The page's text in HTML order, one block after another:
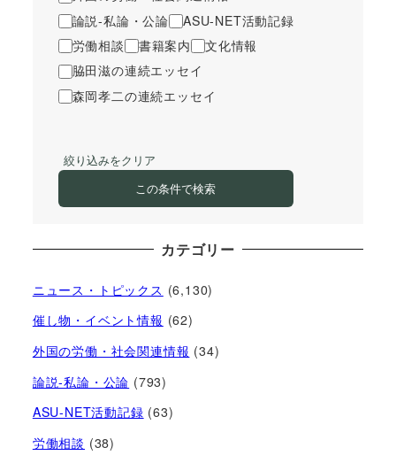
論説-私論・公論
ASU-NET活動記録
労働相談
書籍案内
文化情報
脇田滋の連続エッセイ
森岡孝二の連続エッセイ
絞り込みをクリア
この条件で検索
カテゴリー
ニュース・トピックス (6,130)
催し物・イベント情報 (62)
外国の労働・社会関連情報 (34)
論説-私論・公論 (793)
ASU-NET活動記録 (63)
労働相談 (38)